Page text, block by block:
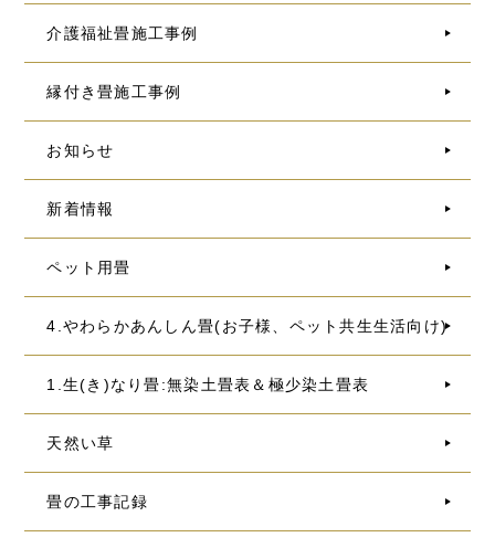
介護福祉畳施工事例
縁付き畳施工事例
お知らせ
新着情報
ペット用畳
4.やわらかあんしん畳(お子様、ペット共生生活向け)
1.生(き)なり畳:無染土畳表＆極少染土畳表
天然い草
畳の工事記録